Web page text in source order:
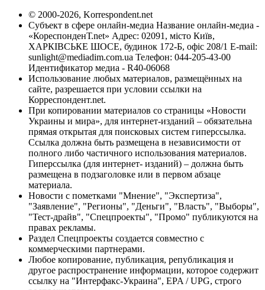
© 2000-2026, Korrespondent.net
Субъект в сфере онлайн-медиа Название онлайн-медиа -
«КореспонденТ.net» Адрес: 02091, місто Київ,
ХАРКІВСЬКЕ ШОСЕ, будинок 172-Б, офіс 208/1 E-mail:
sunlight@mediadim.com.ua Телефон: 044-205-43-00
Идентификатор медиа - R40-06068
Использование любых материалов, размещённых на
сайте, разрешается при условии ссылки на
Корреспондент.net.
При копировании материалов со страницы «Новости
Украины и мира», для интернет-изданий – обязательна
прямая открытая для поисковых систем гиперссылка.
Ссылка должна быть размещена в независимости от
полного либо частичного использования материалов.
Гиперссылка (для интернет- изданий) – должна быть
размещена в подзаголовке или в первом абзаце
материала.
Новости с пометками "Мнение", "Экспертиза",
"Заявление", "Регионы", "Деньги", "Власть", "Выборы",
"Тест-драйв", "Спецпроекты", "Промо" публикуются на
правах рекламы.
Раздел Спецпроекты создается совместно с
коммерческими партнерами.
Любое копирование, публикация, републикация и
другое распространение информации, которое содержит
ссылку на "Интерфакс-Украина", EPA / UPG, строго